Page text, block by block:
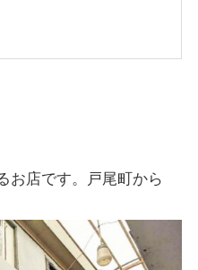
お店です。戸尾町から